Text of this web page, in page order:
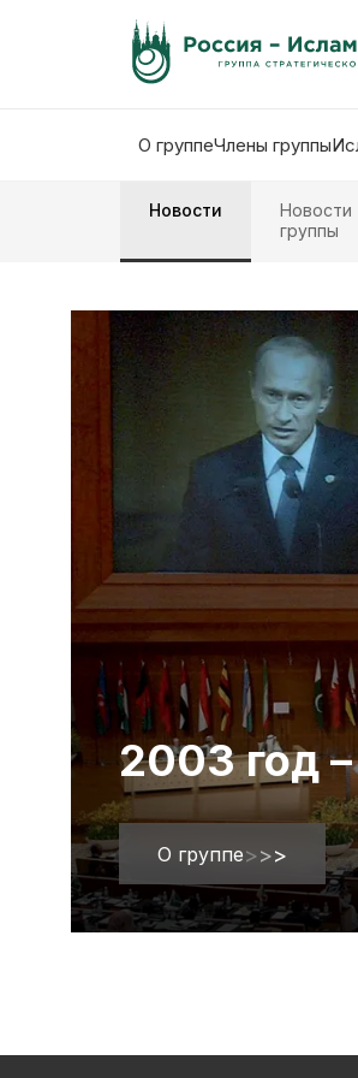
О группеЧлены группы
Новости
Новости
группы
2003 год
О группе>>>